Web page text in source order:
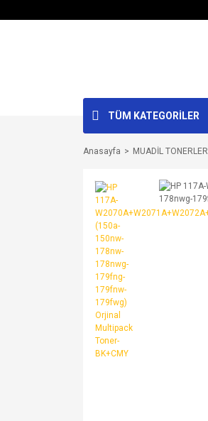
TÜM KATEGORİLER
Anasayfa MUADİL TONERLER